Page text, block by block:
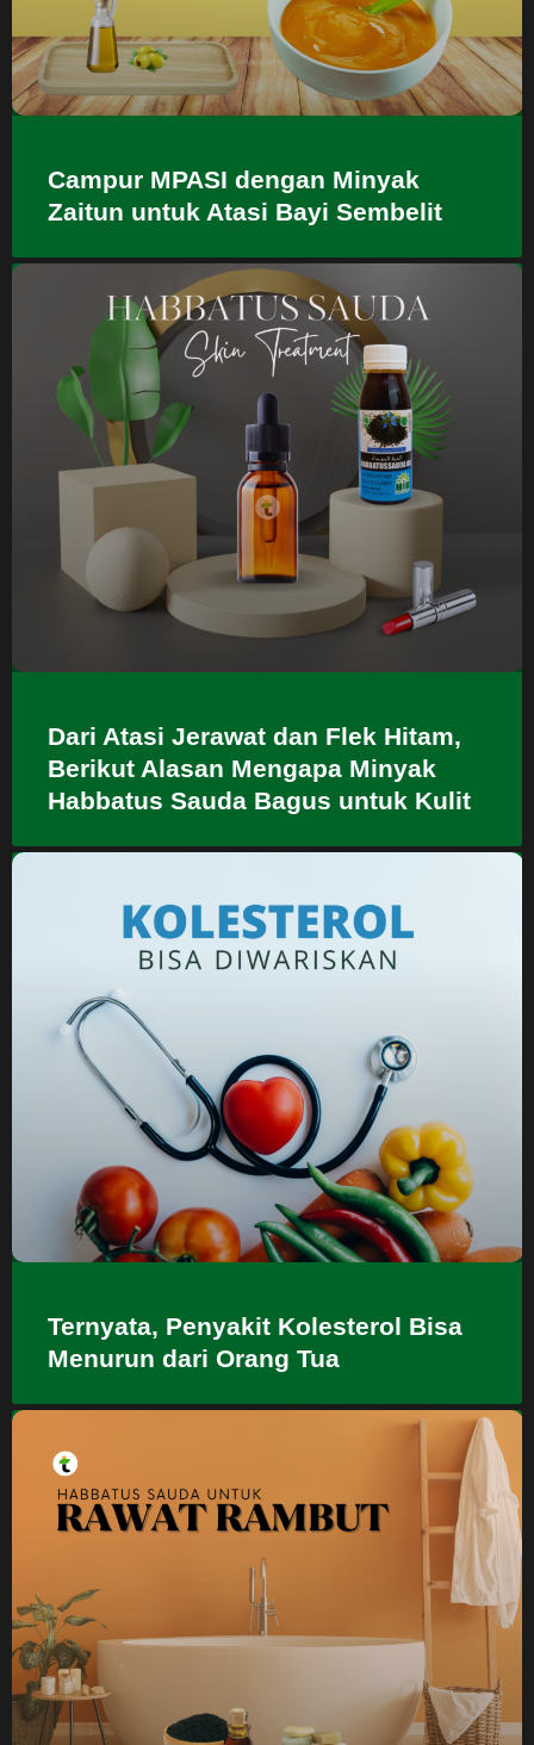
Campur MPASI dengan Minyak
Zaitun untuk Atasi Bayi Sembelit
Dari Atasi Jerawat dan Flek Hitam,
Berikut Alasan Mengapa Minyak
Habbatus Sauda Bagus untuk Kulit
Ternyata, Penyakit Kolesterol Bisa
Menurun dari Orang Tua